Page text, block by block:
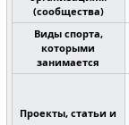
(сообщества)
Виды спорта,
которыми
занимается
Проекты, статьи и